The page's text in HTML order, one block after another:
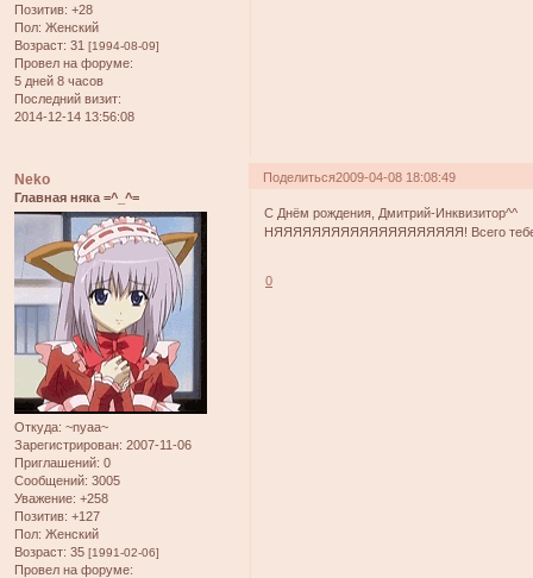
Позитив: +28
Пол: Женский
Возраст: 31 [1994-08-09]
Провел на форуме:
5 дней 8 часов
Последний визит:
2014-12-14 13:56:08
Поделиться2009-04-08 18:08:49
Neko
Главная няка =^_^=
Откуда: ~nyaa~
Зарегистрирован: 2007-11-06
Приглашений: 0
Сообщений: 3005
Уважение: +258
Позитив: +127
Пол: Женский
Возраст: 35 [1991-02-06]
Провел на форуме:
С Днём рождения, Дмитрий-Инквизитор^^
НЯЯЯЯЯЯЯЯЯЯЯЯЯЯЯЯЯЯЯЯ! Всего тебе
0